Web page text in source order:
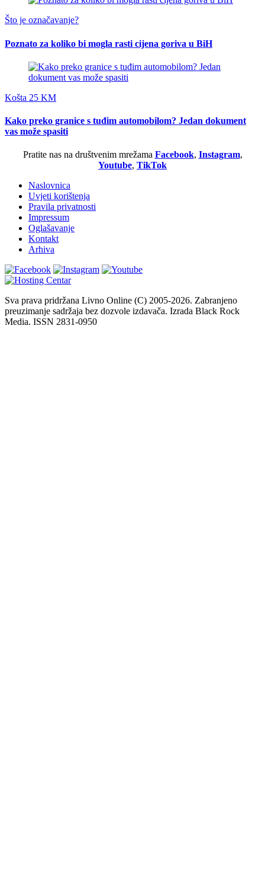
Što je označavanje?
Poznato za koliko bi mogla rasti cijena goriva u BiH
Košta 25 KM
Kako preko granice s tuđim automobilom? Jedan dokument
vas može spasiti
Pratite nas na društvenim mrežama Facebook, Instagram,
Youtube, TikTok
Naslovnica
Uvjeti korištenja
Pravila privatnosti
Impressum
Oglašavanje
Kontakt
Arhiva
Sva prava pridržana Livno Online (C) 2005-2026. Zabranjeno
preuzimanje sadržaja bez dozvole izdavača. Izrada Black Rock
Media. ISSN 2831-0950